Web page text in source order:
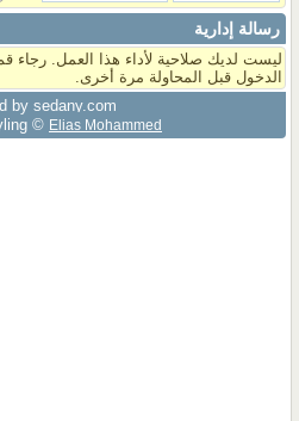
رسالة إدارية
ليست لديك صلاحية لأداء هذا العمل. رجاء
الدخول قبل المحاولة مرة أخرى.
by sedany.com
© Elias Mohammed